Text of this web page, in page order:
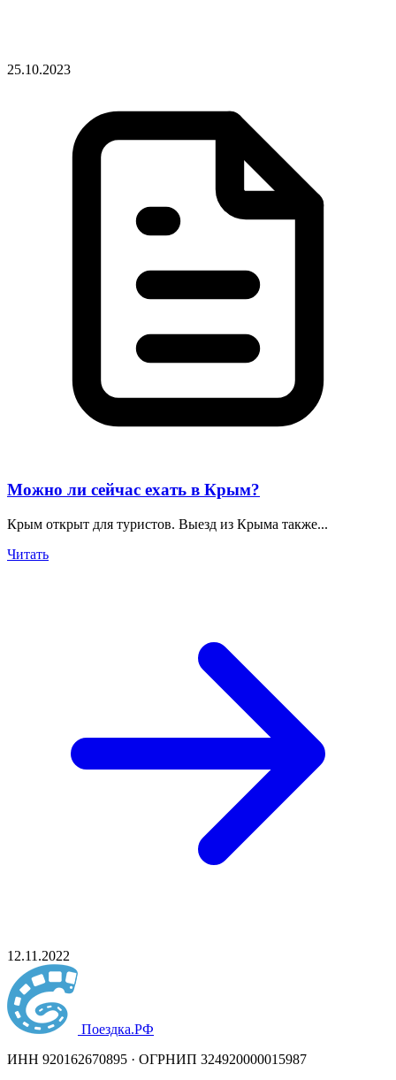
25.10.2023
Можно ли сейчас ехать в Крым?
Крым открыт для туристов. Выезд из Крыма также...
Читать
12.11.2022
Поездка.РФ
ИНН 920162670895 · ОГРНИП 324920000015987